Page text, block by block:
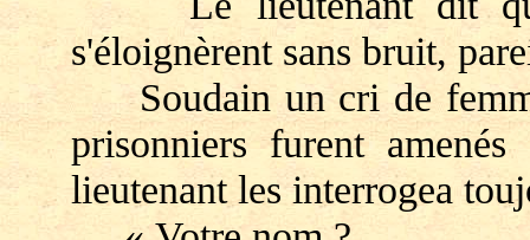
s'éloignèrent sans bruit,
Soudain un cri de
prisonniers furent
lieutenant les interrogea